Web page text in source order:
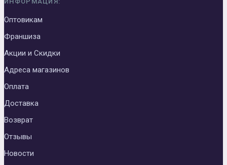
Оптовикам
Франшиза
Акции и Скидки
Адреса магазинов
Оплата
Доставка
Возврат
Отзывы
Новости